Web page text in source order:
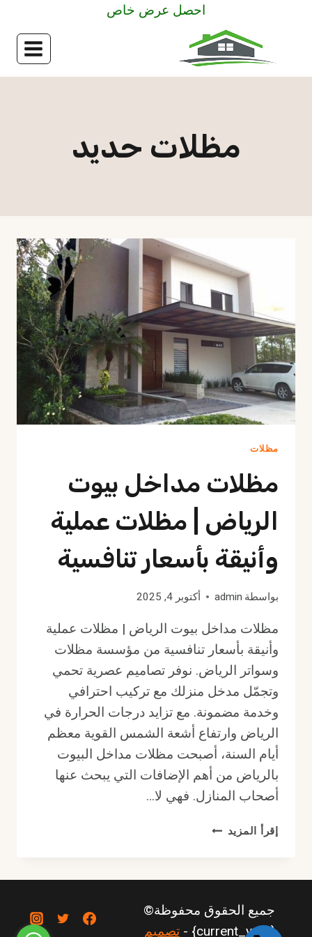
احصل عرض خاص
مظلات حديد
مظلات
مظلات مداخل بيوت
الرياض | مظلات عملية
وأنيقة بأسعار تنافسية
بواسطة admin أكتوبر 4, 2025
مظلات مداخل بيوت الرياض | مظلات عملية
وأنيقة بأسعار تنافسية من مؤسسة مظلات
وسواتر الرياض. نوفر تصاميم عصرية تحمي
وتجمّل مدخل منزلك مع تركيب احترافي
وخدمة مضمونة. مع تزايد درجات الحرارة في
الرياض وارتفاع أشعة الشمس القوية معظم
أيام السنة، أصبحت مظلات مداخل البيوت
بالرياض من أهم الإضافات التي يبحث عنها
أصحاب المنازل. فهي لا…
إقرأ المزيد مظلات
الرياض
مظلات
عملية
جميع الحقوق محفوظة©
{current_year} -
تصميم